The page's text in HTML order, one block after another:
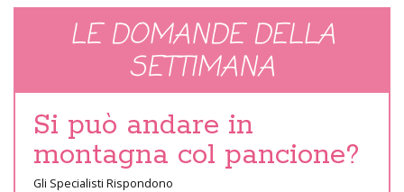
LE DOMANDE DELLA
SETTIMANA
Si può andare in
montagna col pancione?
Gli Specialisti Rispondono